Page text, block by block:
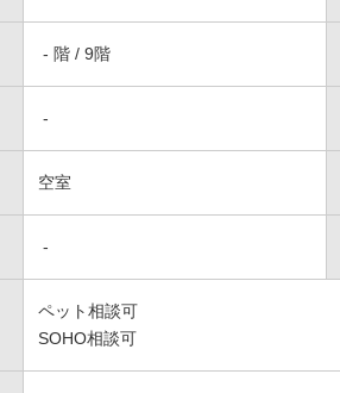
- 階 / 9階
-
空室
-
ペット相談可
SOHO相談可